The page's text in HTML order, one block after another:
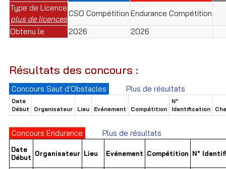
Type de Licence
plus de licences
CSO Compétition Endurance Compétition
Obtenu le
2026 2026
Résultats des concours :
Concours Saut d'Obstacles Plus de résultats
Date
Début
Organisateur Lieu Evénement Compétition
N°
Identification
Concours Endurance Plus de résultats
Date
Début Organisateur Lieu Evénement Compétition N°